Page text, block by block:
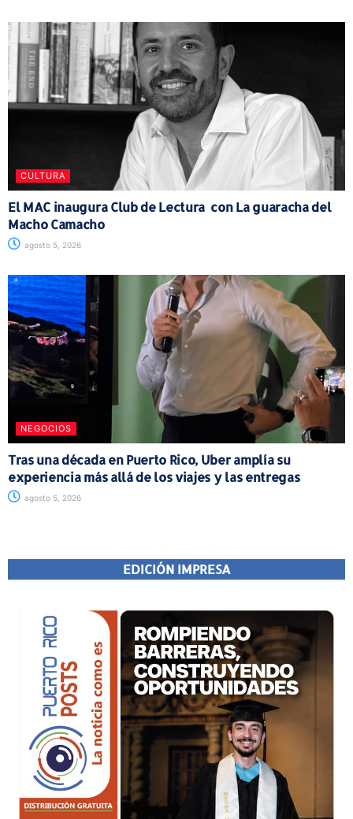
CULTURA
El MAC inaugura Club de Lectura con La guaracha del
Macho Camacho
agosto 5, 2026
NEGOCIOS
Tras una década en Puerto Rico, Uber amplía su
experiencia más allá de los viajes y las entregas
agosto 5, 2026
EDICIÓN IMPRESA